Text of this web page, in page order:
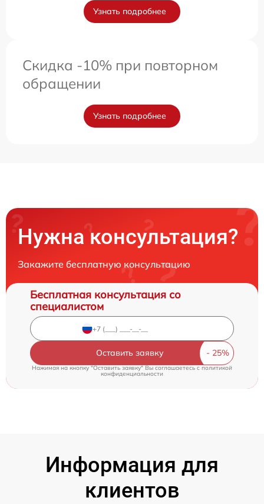
Узнать подробнее
Скидка -10% при повторном
обращении
Узнать подробнее
Нужна консультация?
Закажите бесплатную консультацию
Бесплатная консультация со
специалистом
Оставить заявку
Нажимая на кнопку "Оставить заявку" Вы соглашаетесь c политикой
конфиденциальности
Информация для
клиентов